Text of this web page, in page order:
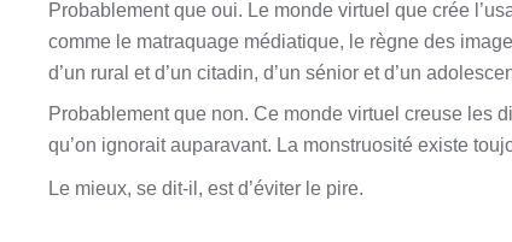
Probablement que oui. Le monde virtuel que crée
comme le matraquage médiatique, le règne des
d’un rural et d’un citadin, d’un sénior et d’un
Probablement que non. Ce monde virtuel creuse les
qu’on ignorait auparavant. La monstruosité existe
Le mieux, se dit-il, est d’éviter le pire.